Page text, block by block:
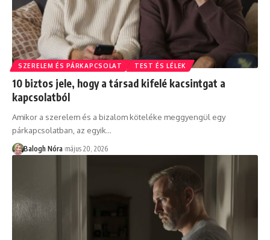
SZERELEM ÉS PÁRKAPCSOLAT TEST ÉS LÉLEK
10 biztos jele, hogy a társad kifelé kacsintgat a
kapcsolatból
Amikor a szerelem és a bizalom köteléke meggyengül egy
párkapcsolatban, az egyik…
Balogh Nóra május 20, 2026